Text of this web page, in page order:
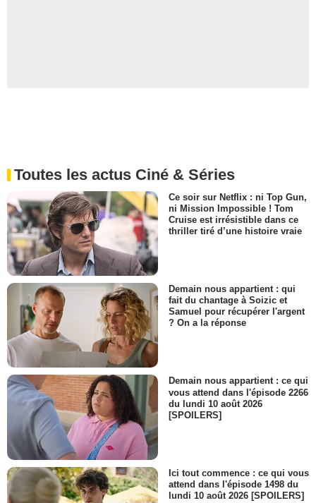
Toutes les actus Ciné & Séries
Ce soir sur Netflix : ni Top Gun,
ni Mission Impossible ! Tom
Cruise est irrésistible dans ce
thriller tiré d’une histoire vraie
Demain nous appartient : qui
fait du chantage à Soizic et
Samuel pour récupérer l'argent
? On a la réponse
Demain nous appartient : ce qui
vous attend dans l'épisode 2266
du lundi 10 août 2026
[SPOILERS]
Ici tout commence : ce qui vous
attend dans l'épisode 1498 du
lundi 10 août 2026 [SPOILERS]